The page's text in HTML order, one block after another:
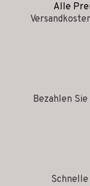
Alle
Bezahlen